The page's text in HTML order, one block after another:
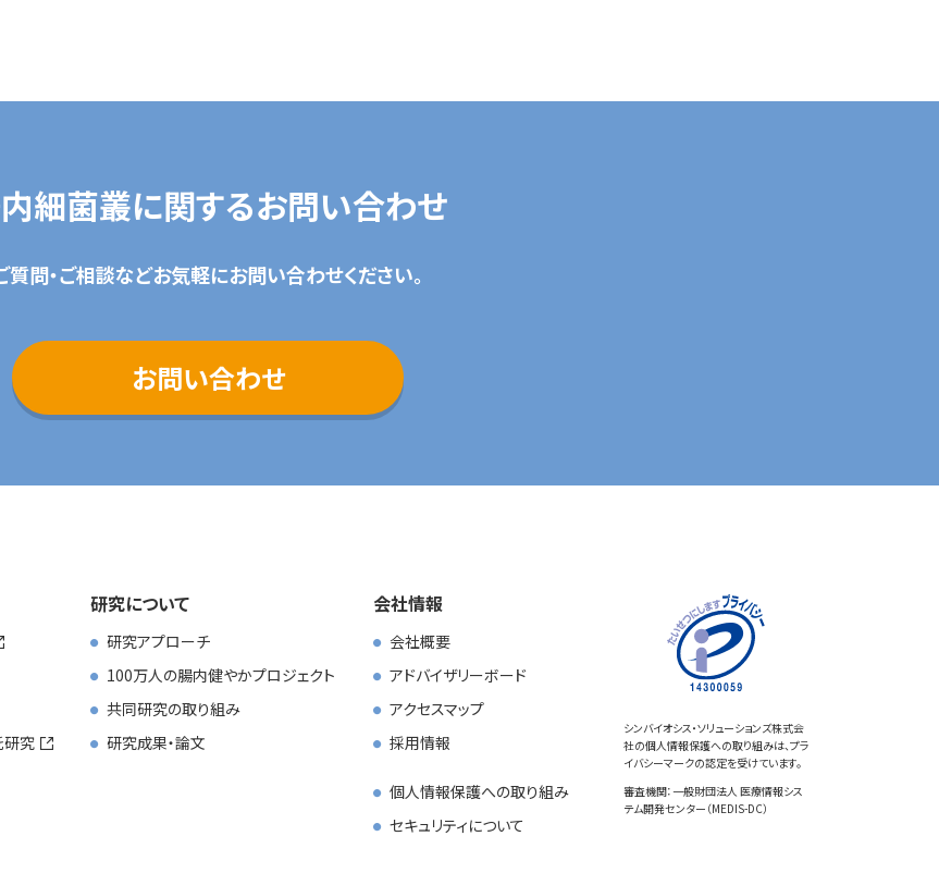
細菌叢に関するお問い合わせ
質問・ご相談などお気軽にお問い合わせください。
お問い合わせ
研究
研究について
研究アプローチ
100万人の腸内健やかプロジェクト
共同研究の取り組み
研究成果・論文
会社情報
会社概要
アドバイザリーボード
アクセスマップ
採用情報
個人情報保護への取り組み
セキュリティについて
シンバイオシス・ソリューションズ株式会
社の個人情報保護への取り組みは、プラ
イバシーマークの認定を受けています。
審査機関：一般財団法人 医療情報シス
テム開発センター（MEDIS-DC）